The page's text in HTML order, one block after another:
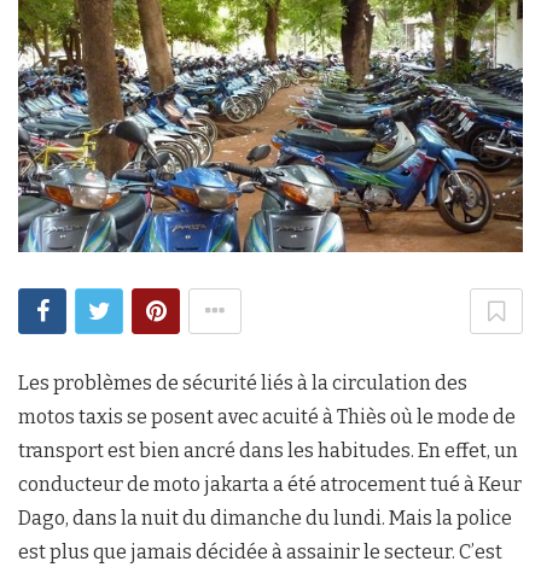
Les problèmes de sécurité liés à la circulation des
motos taxis se posent avec acuité à Thiès où le mode de
transport est bien ancré dans les habitudes. En effet, un
conducteur de moto jakarta a été atrocement tué à Keur
Dago, dans la nuit du dimanche du lundi. Mais la police
est plus que jamais décidée à assainir le secteur. C’est